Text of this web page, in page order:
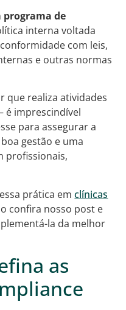
programa de
interna voltada
com leis,
e outras normas
que realiza atividades
é imprescindível
para assegurar a
gestão e uma
profissionais,
prática emclínicas
confira nosso post e
la da melhor
as